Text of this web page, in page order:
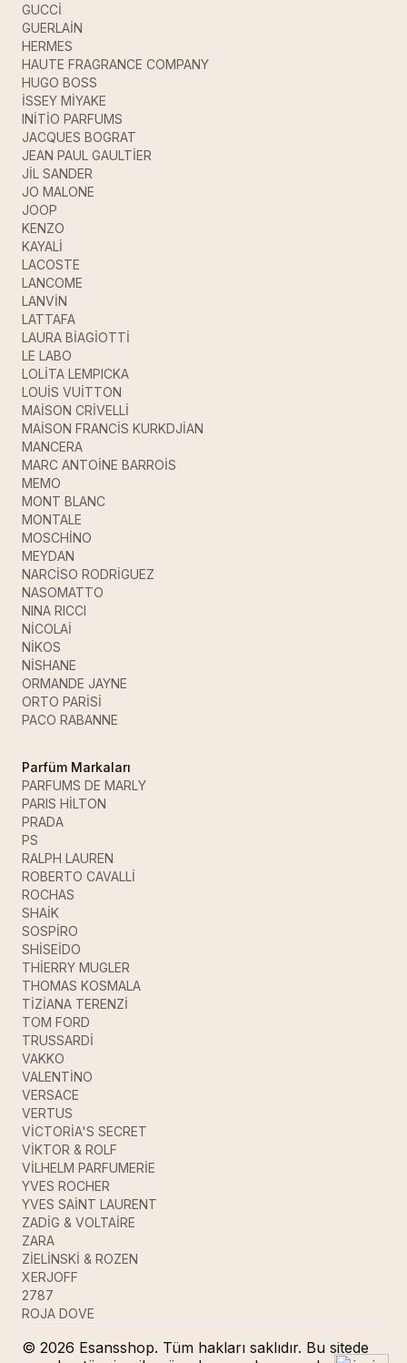
GUCCİ
GUERLAİN
HERMES
HAUTE FRAGRANCE COMPANY
HUGO BOSS
İSSEY MİYAKE
INİTİO PARFUMS
JACQUES BOGRAT
JEAN PAUL GAULTİER
JİL SANDER
JO MALONE
JOOP
KENZO
KAYALİ
LACOSTE
LANCOME
LANVİN
LATTAFA
LAURA BİAGİOTTİ
LE LABO
LOLİTA LEMPICKA
LOUİS VUİTTON
MAİSON CRİVELLİ
MAİSON FRANCİS KURKDJİAN
MANCERA
MARC ANTOİNE BARROİS
MEMO
MONT BLANC
MONTALE
MOSCHİNO
MEYDAN
NARCİSO RODRİGUEZ
NASOMATTO
NINA RICCI
NİCOLAİ
NİKOS
NİSHANE
ORMANDE JAYNE
ORTO PARİSİ
PACO RABANNE
Parfüm Markaları
PARFUMS DE MARLY
PARIS HİLTON
PRADA
PS
RALPH LAUREN
ROBERTO CAVALLİ
ROCHAS
SHAİK
SOSPİRO
SHİSEİDO
THİERRY MUGLER
THOMAS KOSMALA
TİZİANA TERENZİ
TOM FORD
TRUSSARDİ
VAKKO
VALENTİNO
VERSACE
VERTUS
VİCTORİA'S SECRET
VİKTOR & ROLF
VİLHELM PARFUMERİE
YVES ROCHER
YVES SAİNT LAURENT
ZADİG & VOLTAİRE
ZARA
ZİELİNSKİ & ROZEN
XERJOFF
2787
ROJA DOVE
© 2026 Esansshop. Tüm hakları saklıdır. Bu sitede